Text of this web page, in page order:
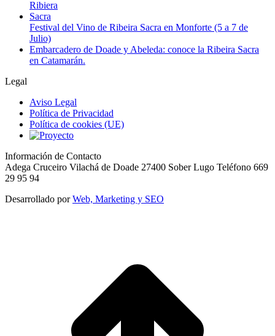
Festival del Vino de Ribeira Sacra en Monforte (5 a 7 de
Julio)
Embarcadero de Doade y Abeleda: conoce la Ribeira Sacra
en Catamarán.
Legal
Aviso Legal
Política de Privacidad
Política de cookies (UE)
Información de Contacto
Adega Cruceiro Vilachá de Doade 27400 Sober Lugo Teléfono 669
29 95 94
Desarrollado porWeb, Marketing y SEO